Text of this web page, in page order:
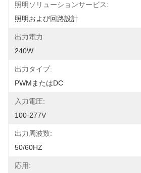
照明ソリューションサービス:
照明および回路設計
出力電力:
240W
出力タイプ:
PWMまたはDC
入力電圧:
100-277V
出力周波数:
50/60HZ
応用: